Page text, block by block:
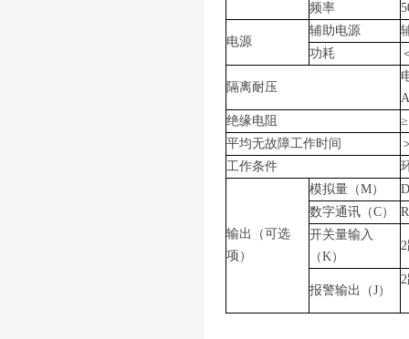
频率
电源
辅助电源
功耗
隔离耐压
绝缘电阻
平均无故障工作时间
工作条件
输出（可选
项）
模拟量（M）
数字通讯（C）
开关量输入
（K）
报警输出（J）